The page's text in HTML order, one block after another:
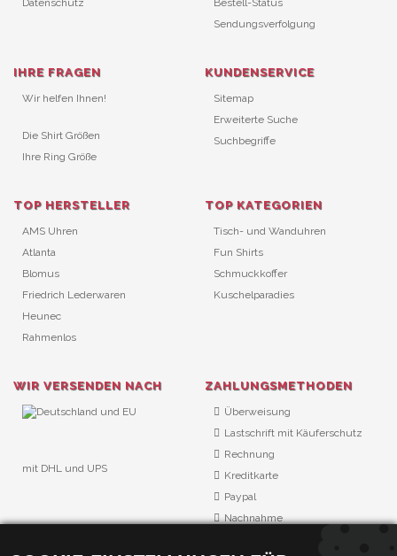
Datenschutz
Bestell-Status
Sendungsverfolgung
IHRE FRAGEN
Wir helfen Ihnen!
Die Shirt Größen
Ihre Ring Größe
KUNDENSERVICE
Sitemap
Erweiterte Suche
Suchbegriffe
TOP HERSTELLER
AMS Uhren
Atlanta
Blomus
Friedrich Lederwaren
Heunec
Rahmenlos
TOP KATEGORIEN
Tisch- und Wanduhren
Fun Shirts
Schmuckkoffer
Kuschelparadies
WIR VERSENDEN NACH
mit DHL und UPS
ZAHLUNGSMETHODEN
Überweisung
Lastschrift mit Käuferschutz
Rechnung
Kreditkarte
Paypal
Nachnahme